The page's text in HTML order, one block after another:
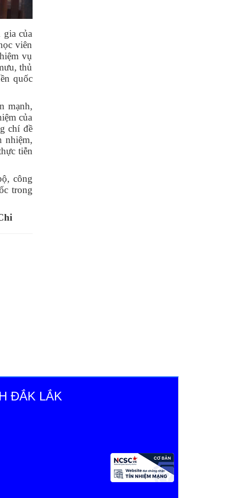
của
viên
vụ
thủ
quốc
mạnh,
của
chí đề
nhiệm,
tiễn
công
trong
ĐẮK LẮK